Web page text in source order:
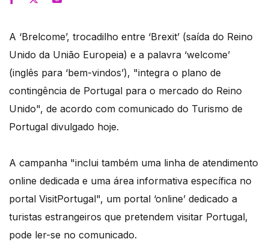
A ‘Brelcome’, trocadilho entre ‘Brexit’ (saída do Reino
Unido da União Europeia) e a palavra ‘welcome’
(inglês para ‘bem-vindos’), "integra o plano de
contingência de Portugal para o mercado do Reino
Unido", de acordo com comunicado do Turismo de
Portugal divulgado hoje.
A campanha "inclui também uma linha de atendimento
online dedicada e uma área informativa específica no
portal VisitPortugal", um portal ‘online’ dedicado a
turistas estrangeiros que pretendem visitar Portugal,
pode ler-se no comunicado.